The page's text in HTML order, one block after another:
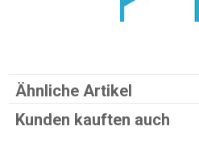
Ähnliche Artikel
Kunden kauften auch